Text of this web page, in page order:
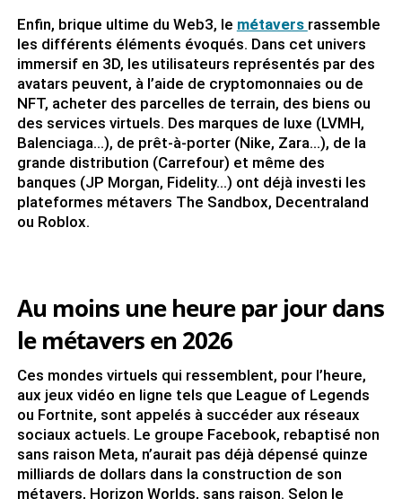
Enfin, brique ultime du Web3, le métavers rassemble
les différents éléments évoqués. Dans cet univers
immersif en 3D, les utilisateurs représentés par des
avatars peuvent, à l’aide de cryptomonnaies ou de
NFT, acheter des parcelles de terrain, des biens ou
des services virtuels. Des marques de luxe (LVMH,
Balenciaga…), de prêt-à-porter (Nike, Zara…), de la
grande distribution (Carrefour) et même des
banques (JP Morgan, Fidelity…) ont déjà investi les
plateformes métavers The Sandbox, Decentraland
ou Roblox.
Au moins une heure par jour dans
le métavers en 2026
Ces mondes virtuels qui ressemblent, pour l’heure,
aux jeux vidéo en ligne tels que League of Legends
ou Fortnite, sont appelés à succéder aux réseaux
sociaux actuels. Le groupe Facebook, rebaptisé non
sans raison Meta, n’aurait pas déjà dépensé quinze
milliards de dollars dans la construction de son
métavers, Horizon Worlds, sans raison. Selon le